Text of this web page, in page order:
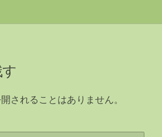
されることはありません。